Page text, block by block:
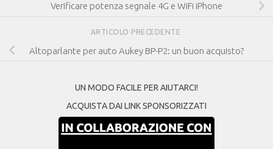
Verificare potenza segnale 4G e WiFi iPhone
ARTICOLO PRECEDENTE
Altoparlante per auto Aukey BP-P2: un buon acquisto?
UN MODO FACILE PER AIUTARCI!
ACQUISTA DAI LINK SPONSORIZZATI